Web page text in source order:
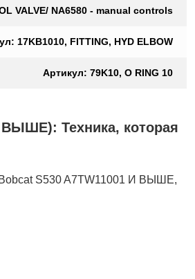
VALVE/ NA6580 - manual controls
17KB1010, FITTING, HYD ELBOW
Артикул: 79K10, O RING 10
Техника, которая
S530 A7TW11001 И ВЫШЕ,